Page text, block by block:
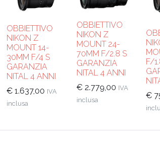
OBBIETTIVO
NIKON Z
MOUNT 14-
30MM F/4 S
GARANZIA
NITAL 4 ANNI
€ 1.637,00 IVA
inclusa
OBBIETTIVO
NIKON Z
MOUNT 24-
70MM F/2.8 S
GARANZIA
NITAL 4 ANNI
€2.779,00 IVA
inclusa
F/
€